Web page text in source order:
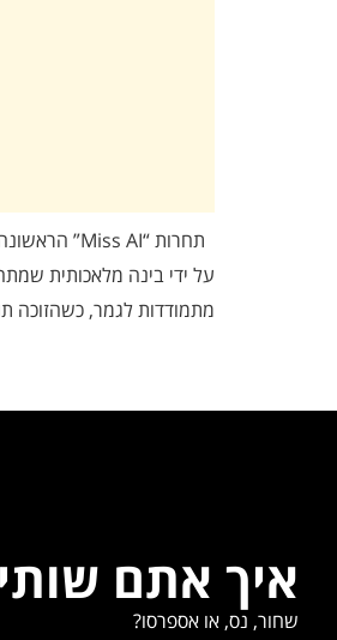
על ידי בינה מלאכותית
מתמודדות לגמר, כשהזוכה
איך אתם
שחור, נס, או אספרסו?